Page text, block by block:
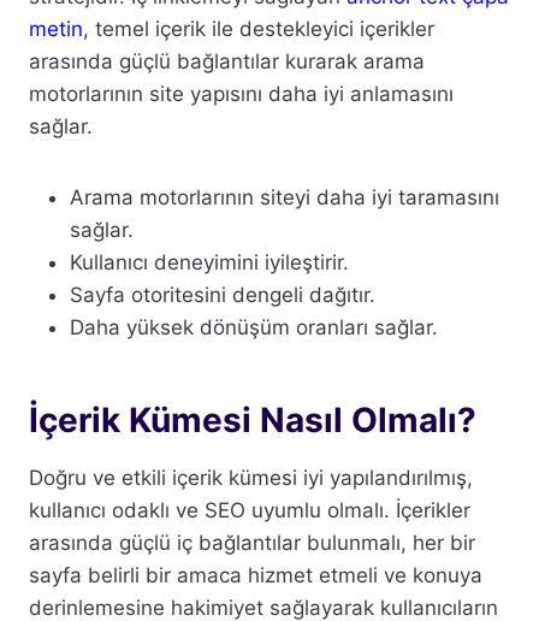
metin, temel içerik ile destekleyici içerikler
arasında güçlü bağlantılar kurarak arama
motorlarının site yapısını daha iyi anlamasını
sağlar.
Arama motorlarının siteyi daha iyi taramasını
sağlar.
Kullanıcı deneyimini iyileştirir.
Sayfa otoritesini dengeli dağıtır.
Daha yüksek dönüşüm oranları sağlar.
İçerik Kümesi Nasıl Olmalı?
Doğru ve etkili içerik kümesi iyi yapılandırılmış,
kullanıcı odaklı ve SEO uyumlu olmalı. İçerikler
arasında güçlü iç bağlantılar bulunmalı, her bir
sayfa belirli bir amaca hizmet etmeli ve konuya
derinlemesine hakimiyet sağlayarak kullanıcıların